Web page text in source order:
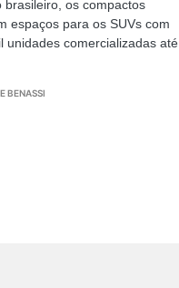
brasileiro, os compactos
espaços para os SUVs com
unidades comercializadas até
BENASSI